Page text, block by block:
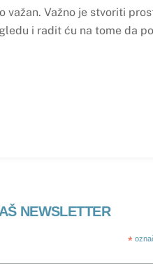
Važno je stvoriti
i radit ću na tome da
NEWSLETTER
*